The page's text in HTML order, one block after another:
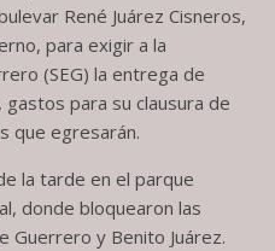
René Juárez Cisneros,
para exigir a la
(SEG) la entrega de
para su clausura de
que egresarán.
la tarde en el parque
donde bloquearon las
Guerrero y Benito Juárez.